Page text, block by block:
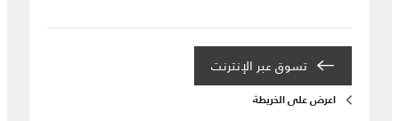
تسوق عبر الإنترنت
اعرض على الخريطة